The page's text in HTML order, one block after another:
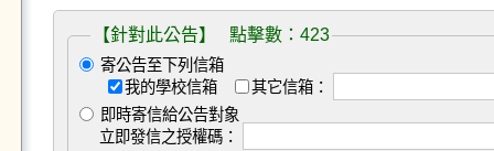
【針對此公告】 點擊數：423
寄公告至下列信箱
我的學校信箱
其它信箱：
即時寄信給公告對象
立即發信之授權碼：